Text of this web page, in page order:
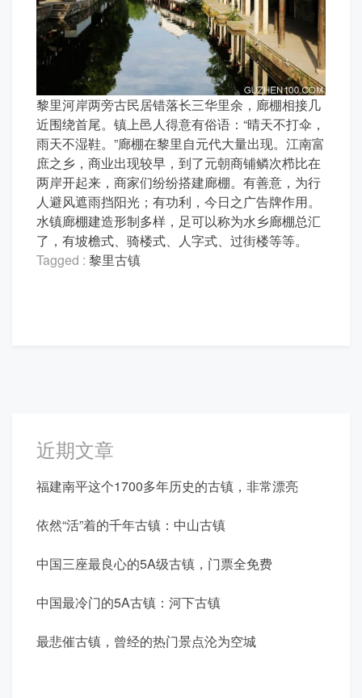
黎里河岸两旁古民居错落长三华里余，廊棚相接几
近围绕首尾。镇上邑人得意有俗语：“晴天不打伞，
雨天不湿鞋。”廊棚在黎里自元代大量出现。江南富
庶之乡，商业出现较早，到了元朝商铺鳞次栉比在
两岸开起来，商家们纷纷搭建廊棚。有善意，为行
人避风遮雨挡阳光；有功利，今日之广告牌作用。
水镇廊棚建造形制多样，足可以称为水乡廊棚总汇
了，有坡檐式、骑楼式、人字式、过街楼等等。
Tagged : 黎里古镇
近期文章
福建南平这个1700多年历史的古镇，非常漂亮
依然“活”着的千年古镇：中山古镇
中国三座最良心的5A级古镇，门票全免费
中国最冷门的5A古镇：河下古镇
最悲催古镇，曾经的热门景点沦为空城